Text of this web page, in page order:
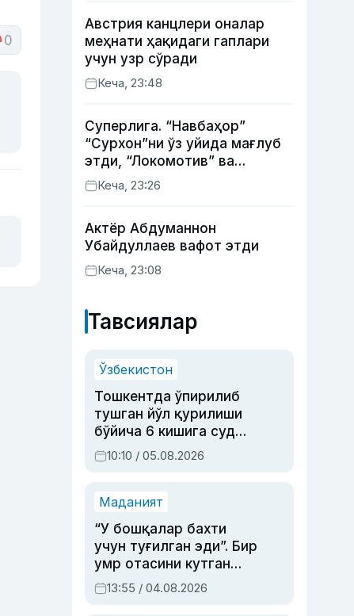
0
Австрия канцлери оналар
меҳнати ҳақидаги гаплари
учун узр сўради
Кеча, 23:48
Суперлига. “Навбаҳор”
“Сурхон”ни ўз уйида мағлуб
этди, “Локомотив” ва
“Хоразм” уйда ғалаба
қозонди
Кеча, 23:26
Актёр Абду­маннон
Убайдуллаев вафот этди
Кеча, 23:08
Тавсиялар
Ўзбекистон
Тошкентда ўпирилиб
тушган йўл қурилиши
бўйича 6 кишига суд
ҳукми ўқилди
10:10 / 05.08.2026
Маданият
“У бошқалар бахти
учун туғилган эди”. Бир
умр отасини кутган
актриса ва дубльяж
устаси Римма
13:55 / 04.08.2026